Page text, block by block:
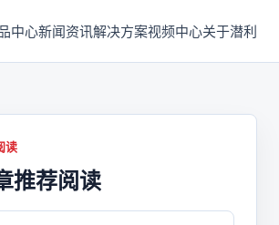
中心新闻资讯解决方案视频中心关于潜利
读
推荐阅读